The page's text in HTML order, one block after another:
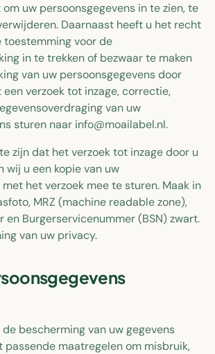
uw persoonsgegevens in te zien, te
Daarnaast heeft u het recht
toestemming voor de
in te trekken of bezwaar te maken
van uw persoonsgegevens door
een verzoek tot inzage, correctie,
van uw
sturen naar info@moailabel.nl.
zijn dat het verzoek tot inzage door u
wij u een kopie van uw
het verzoek mee te sturen. Maak in
MRZ (machine readable zone),
en Burgerservicenummer (BSN) zwart.
van uw privacy.
bescherming van uw gegevens
passende maatregelen om misbruik,